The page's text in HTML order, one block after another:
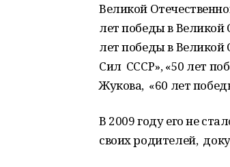
Великой
лет победы в Великой
лет победы в Великой
Сил СССР», «50 лет
Жукова, «60 лет
В 2009 году его не
своих родителей,